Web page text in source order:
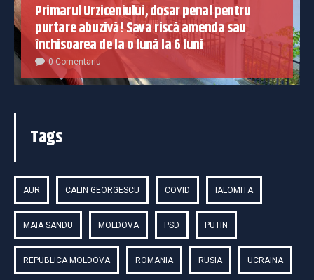
Primarul Urziceniului, dosar penal pentru
purtare abuzivă! Sava riscă amenda sau
închisoarea de la o lună la 6 luni
0 Comentariu
Tags
AUR CALIN GEORGESCU COVID IALOMITA
MAIA SANDU MOLDOVA PSD PUTIN
REPUBLICA MOLDOVA ROMANIA RUSIA UCRAINA